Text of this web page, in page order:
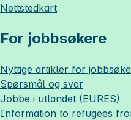
Nettstedkart
For jobbsøkere
Nyttige artikler for
Spørsmål og svar
Jobbe i utlandet (EURES)
Information to refugees